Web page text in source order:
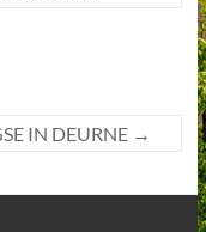
IN DEURNE →